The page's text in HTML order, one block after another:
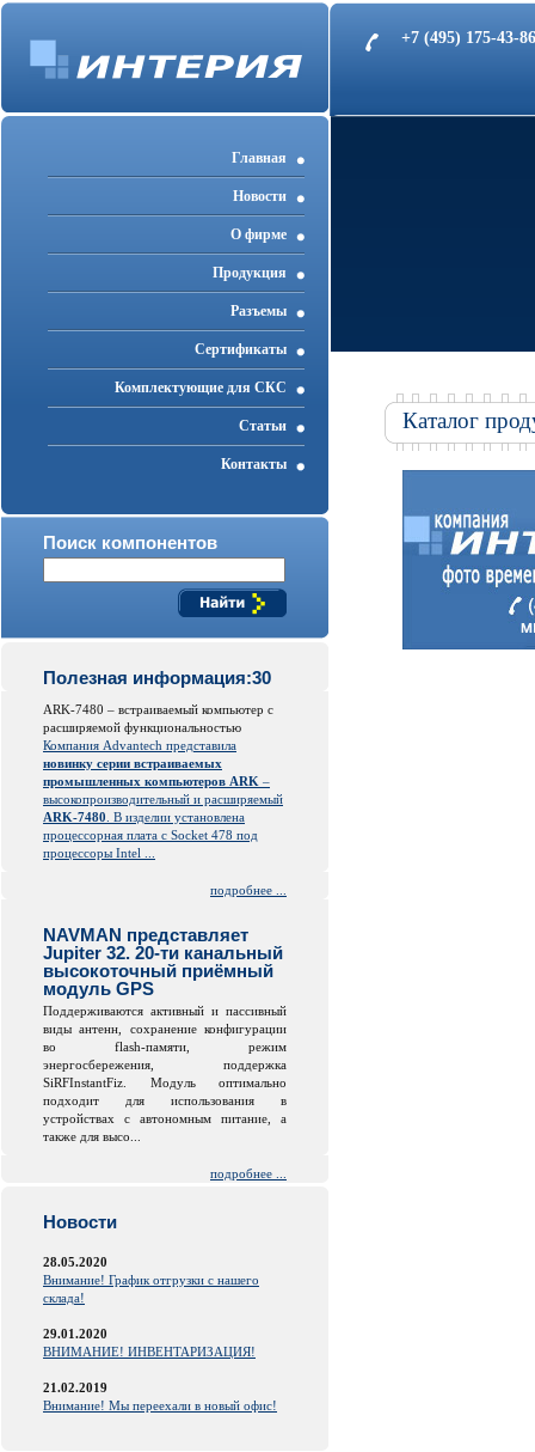
+7 (495) 175-43-
Главная
Новости
О фирме
Продукция
Разъемы
Cертификаты
Комплектующие для СКС
Статьи
Контакты
Поиск компонентов
Полезная информация:30
ARK-7480 – встраиваемый компьютер с
расширяемой функциональностью
Компания Advantech представила
новинку серии встраиваемых
промышленных компьютеров ARK –
высокопроизводительный и расширяемый
ARK-7480 . В изделии установлена
процессорная плата с Socket 478 под
процессоры Intel ...
подробнее ...
NAVMAN представляет
Jupiter 32. 20-ти канальный
высокоточный приёмный
модуль GPS
Поддерживаются активный и пассивный
виды антенн, сохранение конфигурации
во flash-памяти, режим
энергосбережения, поддержка
SiRFInstantFiz. Модуль оптимально
подходит для использования в
устройствах с автономным питание, а
также для высо...
подробнее ...
Новости
28.05.2020
Внимание! График отгрузки с нашего
склада!
29.01.2020
ВНИМАНИЕ! ИНВЕНТАРИЗАЦИЯ!
21.02.2019
Внимание! Мы переехали в новый офис!
Каталог